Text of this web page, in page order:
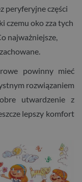
peryferyjne części
czemu oko zza tych
najważniejsze,
powinny mieć
rozwiązaniem
utwardzenie z
lepszy komfort